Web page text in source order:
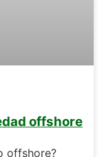
offshore
offshore?